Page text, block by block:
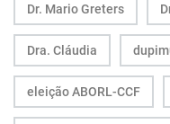
Dr. Mario Greters
Dra. Cláudia
eleição ABORL-CCF